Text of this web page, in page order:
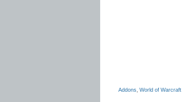
Addons World of Warcraft